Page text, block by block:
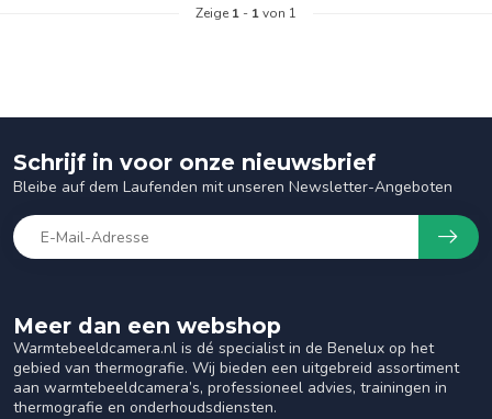
Zeige 1 - 1von 1
Meer dan een webshop
Warmtebeeldcamera.nl is dé specialist in de Benelux op het
gebied van thermografie. Wij bieden een uitgebreid assortiment
aan warmtebeeldcamera’s, professioneel advies, trainingen in
thermografie en onderhoudsdiensten.
Schrijf in voor onze nieuwsbrief
Bleibe auf dem Laufenden mit unseren Newsletter-Angeboten